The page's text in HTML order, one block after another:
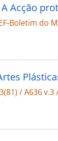
Boletim do
/ A636